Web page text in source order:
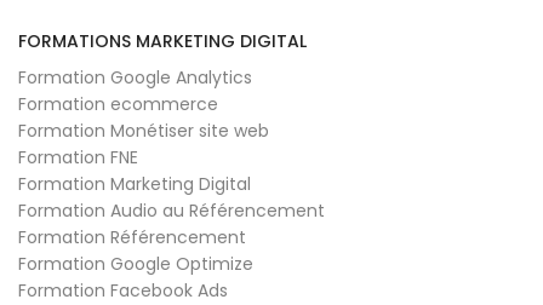
FORMATIONS MARKETING DIGITAL
Formation Google Analytics
Formation ecommerce
Formation Monétiser site web
Formation FNE
Formation Marketing Digital
Formation Audio au Référencement
Formation Référencement
Formation Google Optimize
Formation Facebook Ads